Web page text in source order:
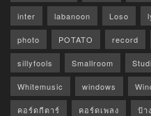
inter labanoon Loso
photo POTATO record
sillyfools Smallroom
Whitemusic windows
คอร์ดกีตาร์ คอร์ดเพลง ป้า